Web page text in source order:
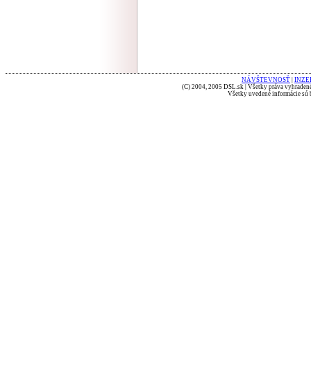
NÁVŠTEVNOSŤ
(C) 2004, 2005 DSL.sk | Všetky práva
Všetky uvedené informácie sú